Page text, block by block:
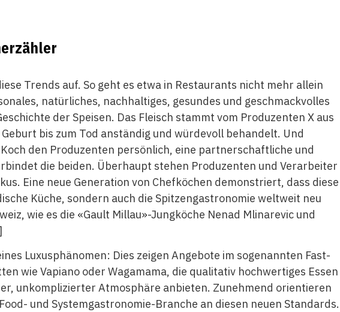
Trends auf. So geht es etwa in Restaurants nicht mehr allein
natürliches, nachhaltiges, gesundes und geschmackvolles
der Speisen. Das Fleisch stammt vom Produzenten X aus
bis zum Tod anständig und würdevoll behandelt. Und
den Produzenten persönlich, eine partnerschaftliche und
die beiden. Überhaupt stehen Produzenten und Verarbeiter
Eine neue Generation von Chefköchen demonstriert, dass diese
Küche, sondern auch die Spitzengastronomie weltweit neu
wie es die «Gault Millau»-Jungköche Nenad Mlinarevic und
Luxusphänomen: Dies zeigen Angebote im sogenannten Fast-
wie Vapiano oder Wagamama, die qualitativ hochwertiges Essen
unkomplizierter Atmosphäre anbieten. Zunehmend orientieren
und Systemgastronomie-Branche an diesen neuen Standards.